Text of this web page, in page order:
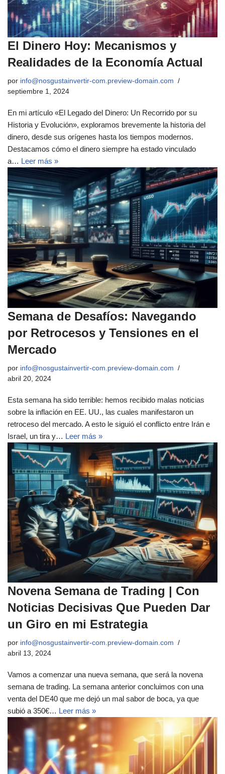
El Dinero Hoy: Mecanismos y
Realidades de la Economía Actual
por info@nosgustainvertir-com.preview-domain.com
septiembre 1, 2024
En mi artículo «El Legado del Dinero: Un Recorrido por su
Historia y Evolución», exploramos brevemente la historia del
dinero, desde sus orígenes hasta los tiempos modernos.
Destacamos cómo el dinero siempre ha estado vinculado
a… Leer más »
Semana de Desafíos: Navegando
por Retrocesos y Tensiones en el
Mercado
por info@nosgustainvertir-com.preview-domain.com
abril 20, 2024
Esta semana ha sido terrible: hemos recibido malas noticias
sobre la inflación en EE. UU., las cuales manifestaron un
retroceso del mercado. A esto le siguió el conflicto entre Irán e
Israel, un tira y… Leer más »
Novena Semana de Trading | Con
Noticias Decisivas Que Pueden Dar
un Giro en mi Estrategia
por info@nosgustainvertir-com.preview-domain.com
abril 13, 2024
Vamos a comenzar una nueva semana, que será la novena
semana de trading. La semana anterior concluimos con una
venta del DE40 que me dejó un mal sabor de boca, ya que
subió a 350€… Leer más »